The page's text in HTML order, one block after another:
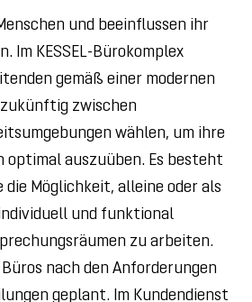
und beeinflussen ihr
Im KESSEL-Bürokomplex
gemäß einer modernen
zwischen
wählen, um ihre
optimal auszuüben. Es besteht
die Möglichkeit, alleine oder als
und funktional
zu arbeiten.
nach den Anforderungen
geplant. Im Kundendienst